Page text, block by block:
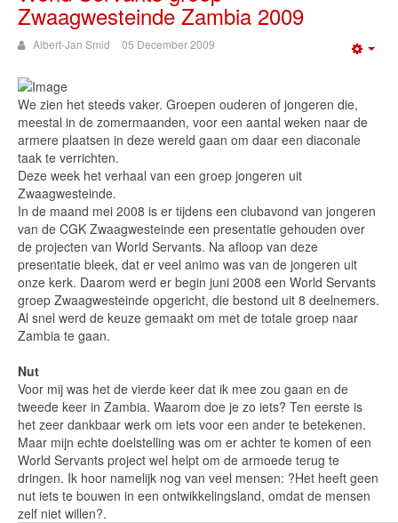
Zwaagwesteinde Zambia 2009
Albert-Jan Smid 05 December 2009
We zien het steeds vaker. Groepen ouderen of jongeren die,
meestal in de zomermaanden, voor een aantal weken naar de
armere plaatsen in deze wereld gaan om daar een diaconale
taak te verrichten.
Deze week het verhaal van een groep jongeren uit
Zwaagwesteinde.
In de maand mei 2008 is er tijdens een clubavond van jongeren
van de CGK Zwaagwesteinde een presentatie gehouden over
de projecten van World Servants. Na afloop van deze
presentatie bleek, dat er veel animo was van de jongeren uit
onze kerk. Daarom werd er begin juni 2008 een World Servants
groep Zwaagwesteinde opgericht, die bestond uit 8 deelnemers.
Al snel werd de keuze gemaakt om met de totale groep naar
Zambia te gaan.
Nut
Voor mij was het de vierde keer dat ik mee zou gaan en de
tweede keer in Zambia. Waarom doe je zo iets? Ten eerste is
het zeer dankbaar werk om iets voor een ander te betekenen.
Maar mijn echte doelstelling was om er achter te komen of een
World Servants project wel helpt om de armoede terug te
dringen. Ik hoor namelijk nog van veel mensen: ?Het heeft geen
nut iets te bouwen in een ontwikkelingsland, omdat de mensen
zelf niet willen?.